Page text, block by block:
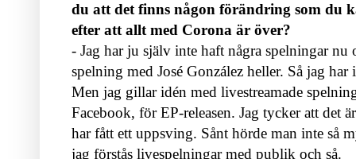
du att det finns någon förändring som du
efter att allt med Corona är över?
- Jag har ju själv inte haft några spelningar
spelning med José González heller. Så jag
Men jag gillar idén med livestreamade
Facebook, för EP-releasen. Jag tycker att det
har fått ett uppsving. Sånt hörde man inte så
jag förstås livespelningar med publik och så.